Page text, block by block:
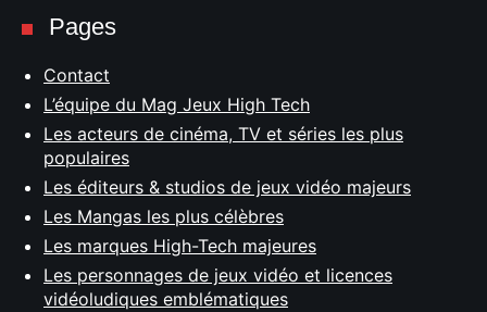
Pages
Contact
L’équipe du Mag Jeux High Tech
Les acteurs de cinéma, TV et séries les plus
populaires
Les éditeurs & studios de jeux vidéo majeurs
Les Mangas les plus célèbres
Les marques High-Tech majeures
Les personnages de jeux vidéo et licences
vidéoludiques emblématiques